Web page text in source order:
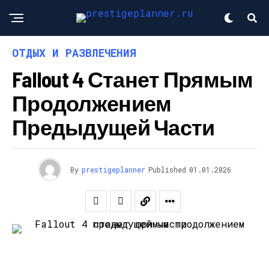
ОТДЫХ И РАЗВЛЕЧЕНИЯ
Fallout 4 Станет Прямым
Продолжением
Предыдущей Части
By prestigeplanner Published 01.01.2026